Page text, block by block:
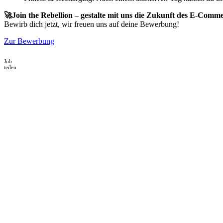
🚀Join the Rebellion – gestalte mit uns die Zukunft des E-
Bewirb dich jetzt, wir freuen uns auf deine Bewerbung!
Zur Bewerbung
Job
teilen